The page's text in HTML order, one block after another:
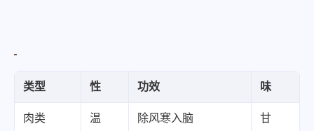
类型 性 功效 味
肉类 温 除风寒入脑 甘